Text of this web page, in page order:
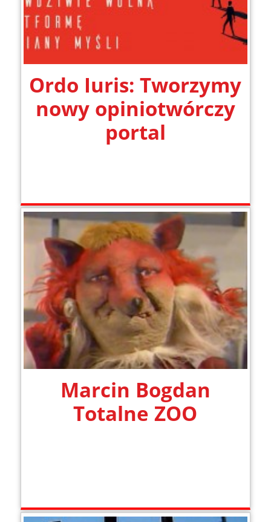
Ordo Iuris: Tworzymy
nowy opiniotwórczy
portal
Marcin Bogdan
Totalne ZOO